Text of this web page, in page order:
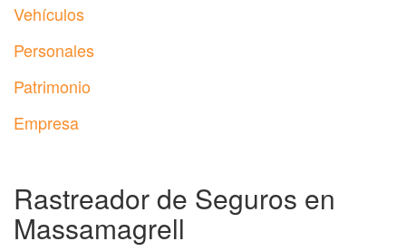
Vehículos
Personales
Patrimonio
Empresa
Rastreador de Seguros en
Massamagrell